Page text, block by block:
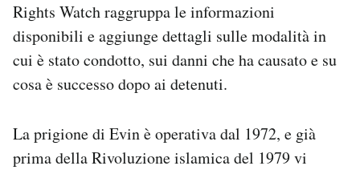
Rights Watch raggruppa le informazioni
disponibili e aggiunge dettagli sulle modalità in
cui è stato condotto, sui danni che ha causato e su
cosa è successo dopo ai detenuti.
La prigione di Evin è operativa dal 1972, e già
prima della Rivoluzione islamica del 1979 vi